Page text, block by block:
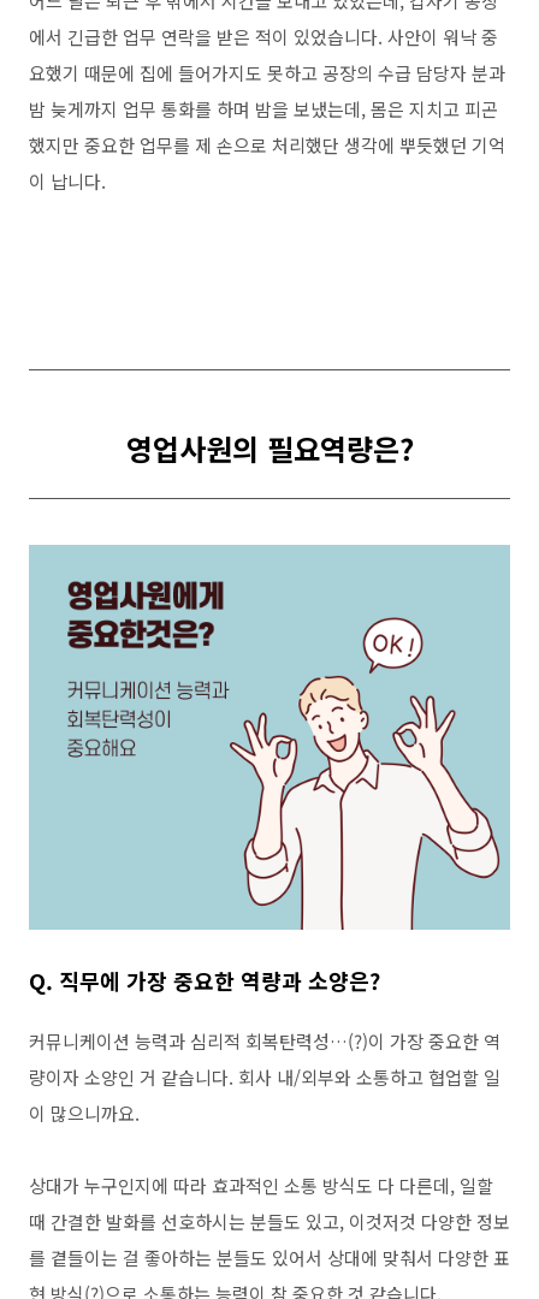
에서 긴급한 업무 연락을 받은 적이 있었습니다. 사안이 워낙 중
요했기 때문에 집에 들어가지도 못하고 공장의 수급 담당자 분과
밤 늦게까지 업무 통화를 하며 밤을 보냈는데,몸은 지치고 피곤
했지만 중요한 업무를 제 손으로 처리했단 생각에 뿌듯했던 기억
이 납니다.
영업사원의 필요역량은?
Q. 직무에 가장 중요한 역량과 소양은?
커뮤니케이션 능력과 심리적 회복탄력성…(?)이 가장 중요한 역
량이자 소양인 거 같습니다. 회사 내/외부와 소통하고 협업할 일
이 많으니까요.
상대가 누구인지에 따라 효과적인 소통 방식도 다 다른데, 일할
때 간결한 발화를 선호하시는 분들도 있고, 이것저것 다양한 정보
를 곁들이는 걸 좋아하는 분들도 있어서 상대에 맞춰서 다양한 표
현 방식(?)으로 소통하는 능력이 참 중요한 것 같습니다.